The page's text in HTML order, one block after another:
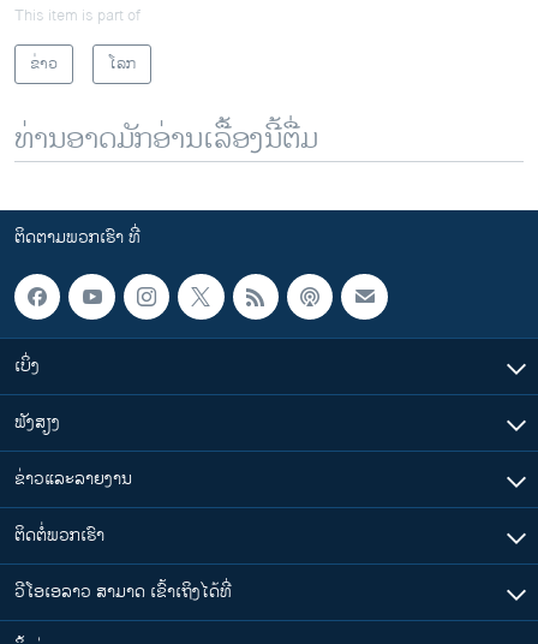
This item is part of
ຂ່າວ
ໂລກ
ທ່ານອາດມັກອ່ານເລື້ອງນີ້ຕື່ມ
ຕິດຕາມພວກເຮົາ ທີ່
ເບິ່ງ
ຟັງສຽງ
ຂ່າວແລະລາຍງານ
ຕິດຕໍ່ພວກເຮົາ
ວີໂອເອລາວ ສາມາດ ເຂົ້າເຖິງໄດ້ທີ່